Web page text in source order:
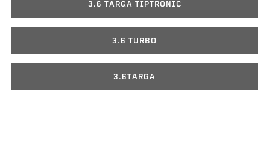
3.6 TARGA TIPTRONIC
3.6 TURBO
3.6TARGA